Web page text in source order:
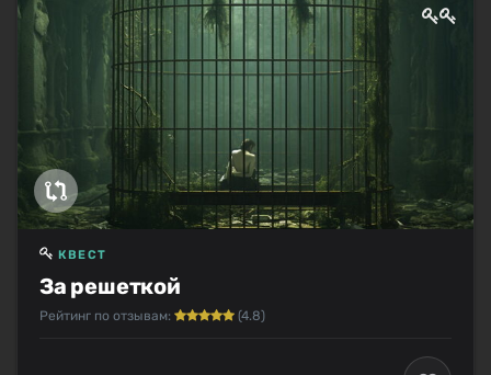
За решеткой
КВЕСТ
Рейтинг по отзывам: (4.8)